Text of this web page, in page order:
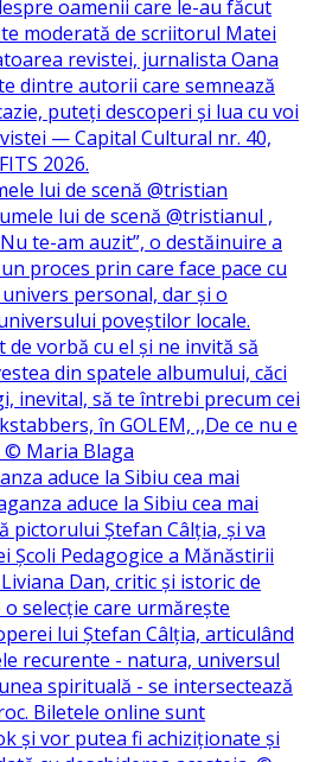
lui de scenă @tristian
aduce la Sibiu cea mai